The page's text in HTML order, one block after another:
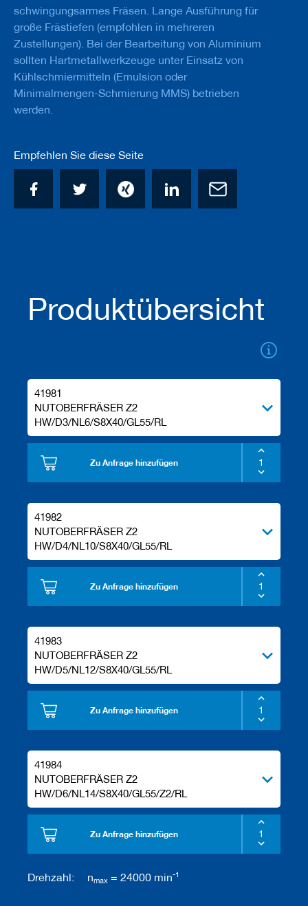
a
e
r
e
s
s
B
l
k
schwingungsarmes Fräsen. Lange Ausführung für
große Frästiefen (empfohlen in mehreren
Zustellungen). Bei der Bearbeitung von Aluminium
sollten Hartmetallwerkzeuge unter Einsatz von
Kühlschmiermitteln (Emulsion oder
Minimalmengen-Schmierung MMS) betrieben
werden.
Empfehlen Sie diese Seite
Produktübersicht
41981
NUTOBERFRÄSER Z2
HW/D3/NL6/S8X40/GL55/RL
Zu Anfrage hinzufügen
41982
NUTOBERFRÄSER Z2
HW/D4/NL10/S8X40/GL55/RL
Zu Anfrage hinzufügen
41983
NUTOBERFRÄSER Z2
HW/D5/NL12/S8X40/GL55/RL
Zu Anfrage hinzufügen
41984
NUTOBERFRÄSER Z2
HW/D6/NL14/S8X40/GL55/Z2/RL
Zu Anfrage hinzufügen
Drehzahl: nmax = 24000 min-1